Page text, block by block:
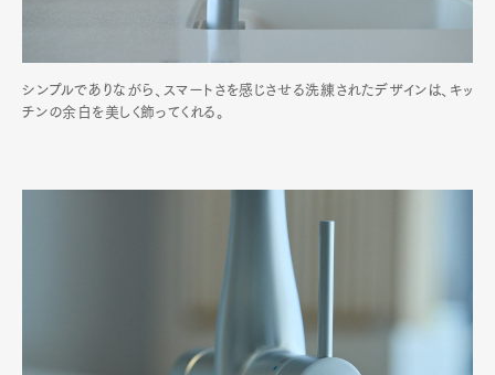
Fashion
Gourmet
Cars
Product CultureLifestyle
シンプルでありながら、スマートさを感じさせる洗練されたデザインは、キッ
チンの余白を美しく飾ってくれる。